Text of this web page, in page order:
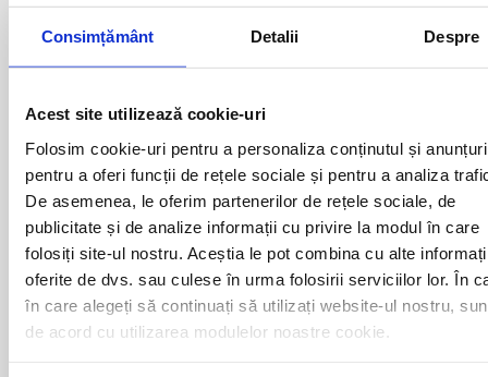
Consimțământ Detalii Despre
Acest site utilizează cookie-uri
Folosim cookie-uri pentru a personaliza conținutul și
pentru a oferi funcții de rețele sociale și pentru a analiza
De asemenea, le oferim partenerilor de rețele sociale, de
publicitate și de analize informații cu privire la modul în care
folosiți site-ul nostru. Aceștia le pot combina cu alte
oferite de dvs. sau culese în urma folosirii serviciilor lor. În
în care alegeți să continuați să utilizați website-ul nostru,
de acord cu utilizarea modulelor noastre cookie.
autocarului atata timp cat acesta se afla in miscare
Curse din Romania catre
Munchen:
ACAS
ADJUD
AIUD
ALBA IULIA
ALESD
ALEXANDRIA
BACAU
LUGOJ
MAGLAVIT
MEDGIDIA
MEDIAS
MIZIL
MOINESTI
MOTCA
NUSFALAU